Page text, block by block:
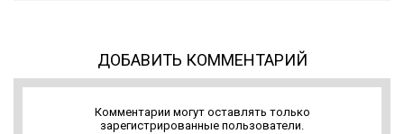
ДОБАВИТЬ КОММЕНТАРИЙ
Комментарии могут оставлять только
зарегистрированные пользователи.